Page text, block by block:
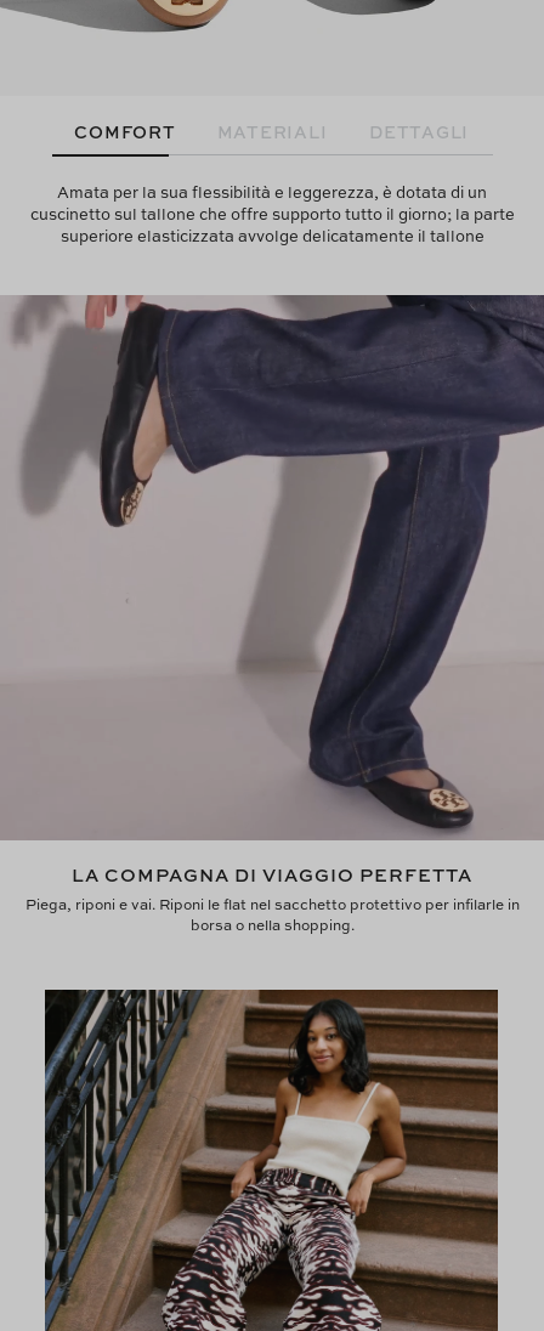
COMFORT MATERIALI DETTAGLI
Amata per la sua flessibilità e leggerezza, è dotata di un
cuscinetto sul tallone che offre supporto tutto il giorno; la parte
superiore elasticizzata avvolge delicatamente il tallone
LA COMPAGNA DI VIAGGIO PERFETTA
Piega, riponi e vai. Riponi le flat nel sacchetto protettivo per infilarle in
borsa o nella shopping.